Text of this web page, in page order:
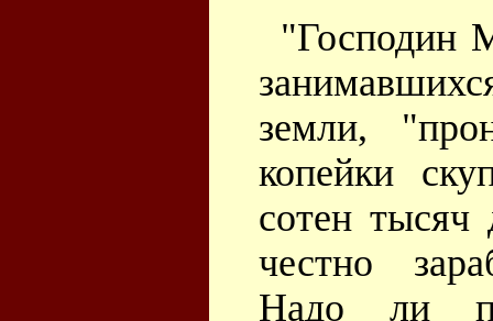
"Господин
земли,
копейки
сотен тысяч
честно
Надо ли